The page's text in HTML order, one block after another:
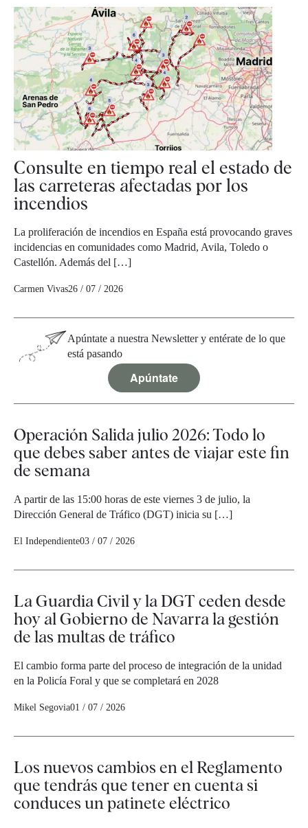
Consulte en tiempo real el estado de
las carreteras afectadas por los
incendios
La proliferación de incendios en España está provocando graves
incidencias en comunidades como Madrid, Avila, Toledo o
Castellón. Además del […]
Carmen Vivas26 / 07 / 2026
Apúntate a nuestra Newsletter y entérate de lo que
está pasando
Apúntate
Operación Salida julio 2026: Todo lo
que debes saber antes de viajar este fin
de semana
A partir de las 15:00 horas de este viernes 3 de julio, la
Dirección General de Tráfico (DGT) inicia su […]
El Independiente03 / 07 / 2026
La Guardia Civil y la DGT ceden desde
hoy al Gobierno de Navarra la gestión
de las multas de tráfico
El cambio forma parte del proceso de integración de la unidad
en la Policía Foral y que se completará en 2028
Mikel Segovia01 / 07 / 2026
Los nuevos cambios en el Reglamento
que tendrás que tener en cuenta si
conduces un patinete eléctrico